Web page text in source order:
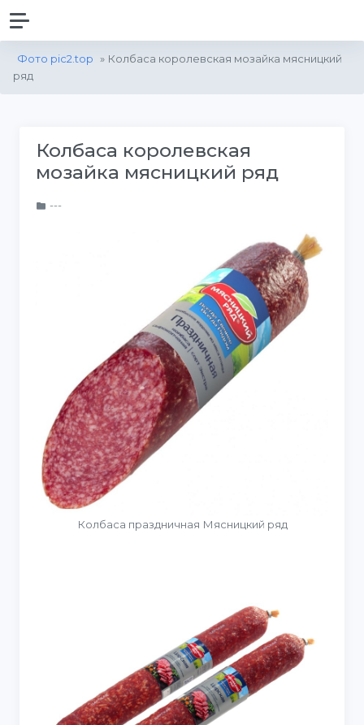
Фото pic2.top
» Колбаса королевская мозайка мясницкий
ряд
Колбаса королевская
мозайка мясницкий ряд
---
Колбаса праздничная Мясницкий ряд